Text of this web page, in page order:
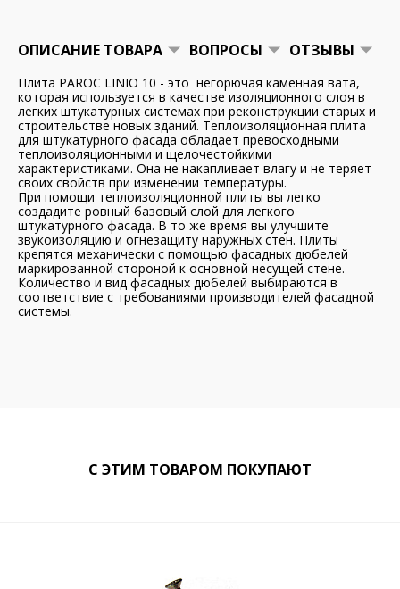
ОПИСАНИЕ ТОВАРА ВОПРОСЫ ОТЗЫВЫ
Плита PAROC LINIO 10 - это негорючая каменная вата,
которая используется в качестве изоляционного слоя в
легких штукатурных системах при реконструкции старых и
строительстве новых зданий. Теплоизоляционная плита
для штукатурного фасада обладает превосходными
теплоизоляционными и щелочестойкими
характеристиками. Она не накапливает влагу и не теряет
своих свойств при изменении температуры.
При помощи теплоизоляционной плиты вы легко
создадите ровный базовый слой для легкого
штукатурного фасада. В то же время вы улучшите
звукоизоляцию и огнезащиту наружных стен. Плиты
крепятся механически с помощью фасадных дюбелей
маркированной стороной к основной несущей стене.
Количество и вид фасадных дюбелей выбираются в
соответствие с требованиями производителей фасадной
системы.
С ЭТИМ ТОВАРОМ ПОКУПАЮТ